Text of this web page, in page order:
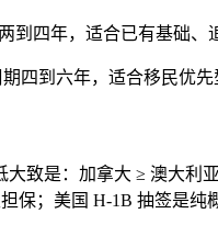
四年，适合已有基础、
四到六年，适合移民优先
致是：加拿大 ≥ 澳大利
保；美国 H-1B 抽签是纯